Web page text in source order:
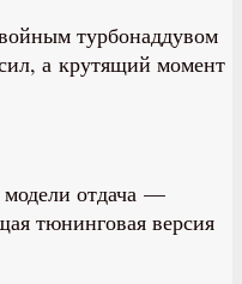
турбонаддувом
а крутящий момент
модели отдача —
тюнинговая версия